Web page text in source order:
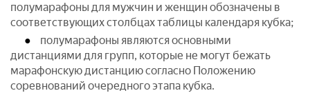
полумарафоны для мужчин и женщин обозначены в
соответствующих столбцах таблицы календаря кубка;
полумарафоны являются основными
дистанциями для групп, которые не могут бежать
марафонскую дистанцию согласно Положению
соревнований очередного этапа кубка.